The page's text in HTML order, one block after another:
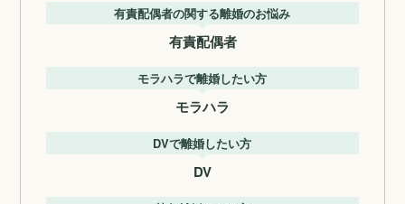
有責配偶者の関する離婚のお悩み
有責配偶者
モラハラで離婚したい方
モラハラ
DVで離婚したい方
DV